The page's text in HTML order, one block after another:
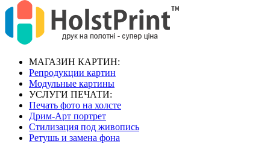
МАГАЗИН КАРТИН:
Репродукции картин
Модульные картины
УСЛУГИ ПЕЧАТИ:
Печать фото на холсте
Дрим-Арт портрет
Стилизация под живопись
Ретушь и замена фона